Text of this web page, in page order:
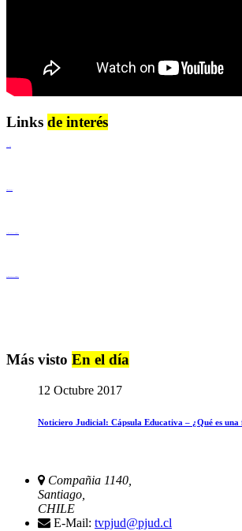
Links de interés
Más visto En el día
12 Octubre 2017
Noticiero Judicial: Cápsula Educativa – ¿Qué es una
Compañia 1140,
Santiago,
CHILE
E-Mail: tvpjud@pjud.cl